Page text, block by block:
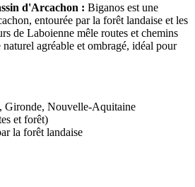
d'Arcachon : Biganos est une
entourée par la forêt landaise et les
de Laboienne mêle routes et chemins
agréable et ombragé, idéal pour
Gironde, Nouvelle-Aquitaine
et forêt)
la forêt landaise